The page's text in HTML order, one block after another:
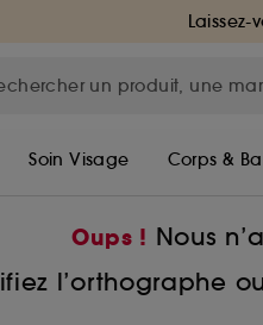
Soin Visage Corps &
Oups ! Nous
l’orthographe